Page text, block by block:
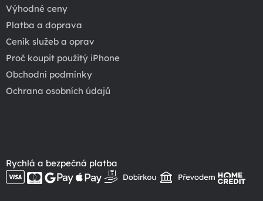
Výhodné ceny
Platba a doprava
Ceník služeb a oprav
Proč koupit použitý iPhone
Obchodní podmínky
Ochrana osobních údajů
Rychlá a bezpečná platba